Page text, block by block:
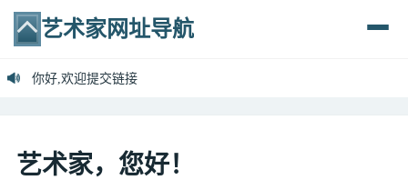
艺术家网址导航

欢迎访问艺术家导航
你好,欢迎提交链接
艺术家，您好！